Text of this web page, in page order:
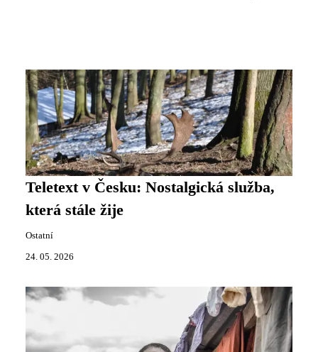
Teletext v Česku: Nostalgická služba,
která stále žije
Ostatní
24. 05. 2026